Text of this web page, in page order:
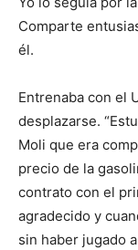
Comparte
él.
Entrenaba con el
desplazarse.
Moli que era
precio de la
contrato con el
agradecido y
sin haber jugado